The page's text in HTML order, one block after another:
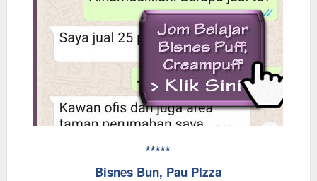
*****
Bisnes Bun, Pau PIzza